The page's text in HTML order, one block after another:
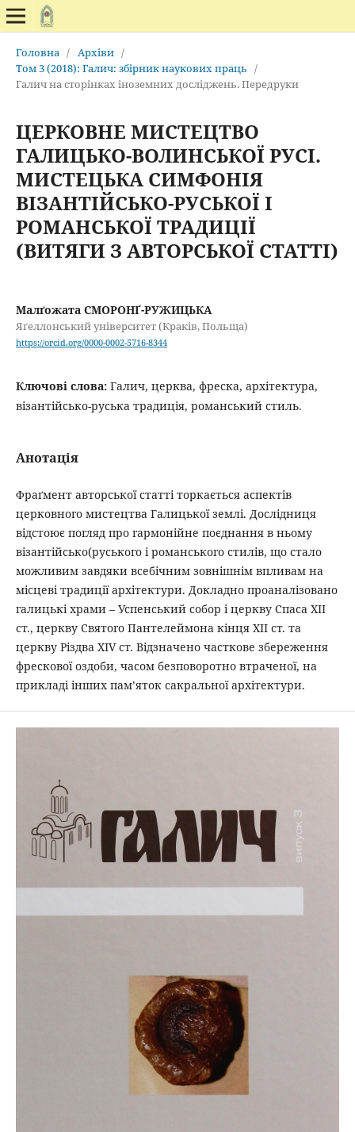
Головна / Архіви /
Том 3 (2018): Галич: збірник наукових праць /
Галич на сторінках іноземних досліджень. Передруки
ЦЕРКОВНЕ МИСТЕЦТВО
ГАЛИЦЬКО-ВОЛИНСЬКОЇ РУСІ.
МИСТЕЦЬКА СИМФОНІЯ
ВІЗАНТІЙСЬКО-РУСЬКОЇ І
РОМАНСЬКОЇ ТРАДИЦІЇ
(ВИТЯГИ З АВТОРСЬКОЇ СТАТТІ)
Малґожата СМОРОНҐ-РУЖИЦЬКА
Яґеллонський університет (Краків, Польща)
https://orcid.org/0000-0002-5716-8344
Ключові слова: Галич, церква, фреска, архітектура,
візантійсько-руська традиція, романський стиль.
Анотація
Фраґмент авторської статті торкається аспектів
церковного мистецтва Галицької землі. Дослідниця
відстоює погляд про гармонійне поєднання в ньому
візантійсько(руського і романського стилів, що стало
можливим завдяки всебічним зовнішнім впливам на
місцеві традиції архітектури. Докладно проаналізовано
галицькі храми – Успенський собор і церкву Спаса ХІІ
ст., церкву Святого Пантелеймона кінця ХІІ ст. та
церкву Різдва XIV ст. Відзначено часткове збереження
фрескової оздоби, часом безповоротно втраченої, на
прикладі інших пам’яток сакральної архітектури.